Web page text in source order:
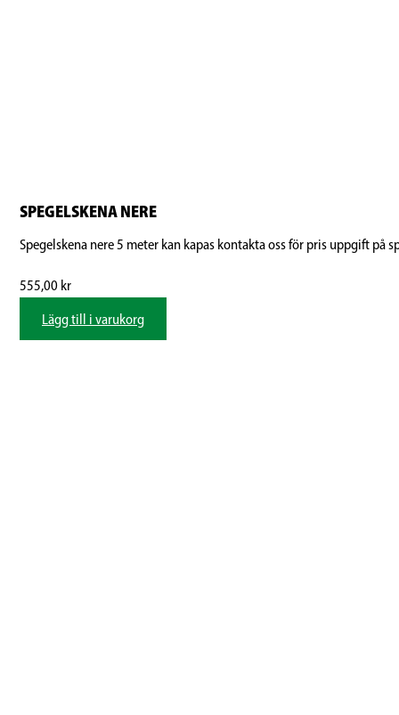
SPEGELSKENA NERE
Spegelskena nere 5 meter kan kapas kontakta oss för pris uppgift på
555,00 kr
Lägg till i varukorg